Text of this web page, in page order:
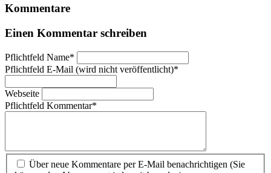
Kommentare
Einen Kommentar schreiben
Pflichtfeld Name*
Pflichtfeld E-Mail (wird nicht veröffentlicht)*
Webseite
Pflichtfeld Kommentar*
Über neue Kommentare per E-Mail benachrichtigen (Sie